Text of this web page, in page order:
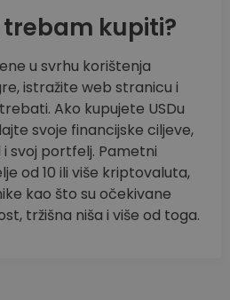
trebam kupiti?
u svrhu korištenja
istražite web stranicu i
Ako kupujete USDu
svoje financijske ciljeve,
svoj portfelj. Pametni
od 10 ili više kriptovaluta,
kao što su očekivane
tržišna niša i više od toga.